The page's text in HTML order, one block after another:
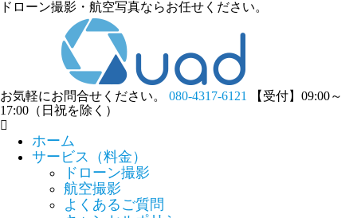
ドローン撮影・航空写真ならお任せください。
お気軽にお問合せください。 080-4317-6121
【受付】09:00～
17:00（日祝を除く）
ホーム
サービス（料金）
ドローン撮影
航空撮影
よくあるご質問